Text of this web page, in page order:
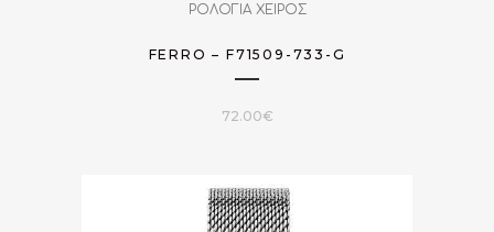
ΡΟΛΟΓΙΑ ΧΕΙΡΟΣ
FERRO – F71509-733-G
72.00€